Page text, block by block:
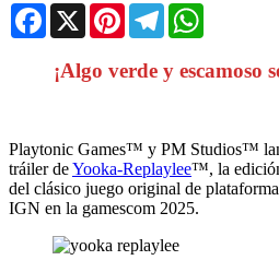
Facebook
X PinterestTelegram
¡Algo verde y escamoso
Playtonic Games™ y PM Studios™
tráiler deYooka-Replaylee™, la
del clásico juego original de
IGN en la gamescom 2025.